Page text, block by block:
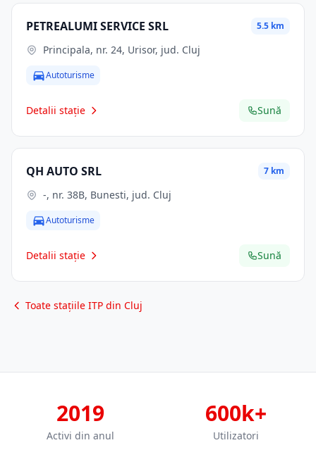
PETREALUMI SERVICE SRL 5.5 km
Principala, nr. 24, Urisor, jud. Cluj
Autoturisme
Detalii stație Sună
QH AUTO SRL 7 km
-, nr. 38B, Bunesti, jud. Cluj
Autoturisme
Detalii stație Sună
Toate stațiile ITP din Cluj
2019
Activi din anul
600k+
Utilizatori